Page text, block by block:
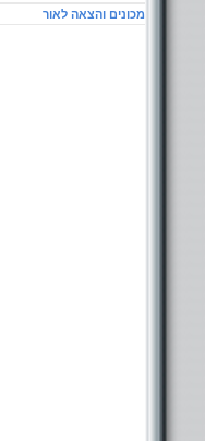
מכונים והצאה לאור